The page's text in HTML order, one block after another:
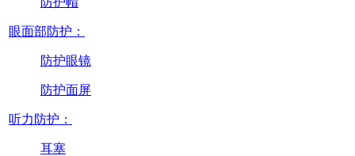
眼面部防护：
防护眼镜
防护面屏
听力防护：
耳塞